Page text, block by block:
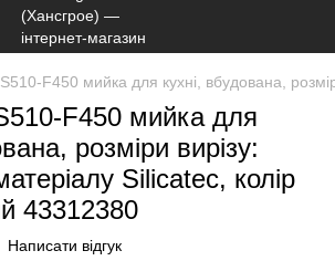
S510-F450 мийка для кухні, вбудована,
F450 мийка для
розміри вирізу:
Silicatec, колір
43312380
Написати відгук